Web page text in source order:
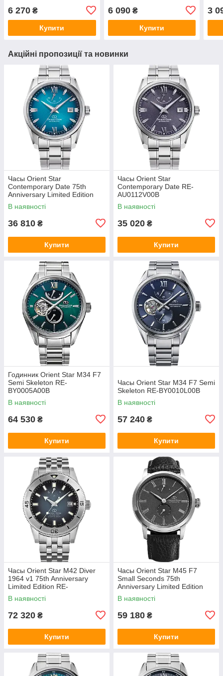
6 270 ₴
Купити
6 090₴
Купити
3
Акційні пропозиції та новинки
Часы Orient Star
Contemporary Date 75th
Anniversary Limited Edition
RE-AU0114E00B
В наявності
36 810 ₴
Купити
Часы Orient Star
Contemporary Date RE-
AU0112V00B
В наявності
35 020 ₴
Купити
Годинник Orient Star M34 F7
Semi Skeleton RE-
BY0005A00B
В наявності
64 530 ₴
Купити
Часы Orient Star M34 F7 Semi
Skeleton RE-BY0010L00B
В наявності
57 240 ₴
Купити
Часы Orient Star M42 Diver
1964 v1 75th Anniversary
Limited Edition RE-
AU0503N00B
В наявності
72 320 ₴
Купити
Часы Orient Star M45 F7
Small Seconds 75th
Anniversary Limited Edition
RE-BS0003N00B
В наявності
59 180 ₴
Купити